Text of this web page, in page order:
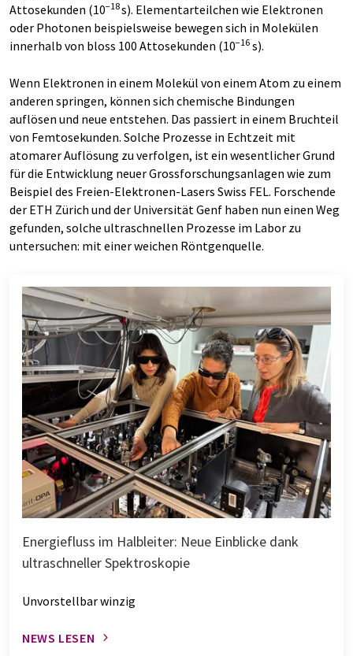
Attosekunden (10−18s). Elementarteilchen wie Elektronen
oder Photonen beispielsweise bewegen sich in Molekülen
innerhalb von bloss 100 Attosekunden (10−16 s).
Wenn Elektronen in einem Molekül von einem Atom zu einem
anderen springen, können sich chemische Bindungen
auflösen und neue entstehen. Das passiert in einem Bruchteil
von Femtosekunden. Solche Prozesse in Echtzeit mit
atomarer Auflösung zu verfolgen, ist ein wesentlicher Grund
für die Entwicklung neuer Grossforschungsanlagen wie zum
Beispiel des Freien-Elektronen-Lasers Swiss FEL. Forschende
der ETH Zürich und der Universität Genf haben nun einen Weg
gefunden, solche ultraschnellen Prozesse im Labor zu
untersuchen: mit einer weichen Röntgenquelle.
Energiefluss im Halbleiter: Neue Einblicke dank
ultraschneller Spektroskopie
Unvorstellbar winzig
NEWS LESEN